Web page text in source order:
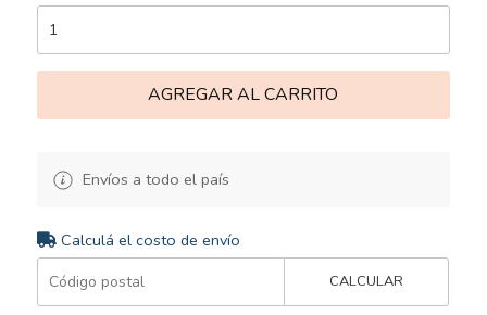
AGREGAR AL CARRITO
Envíos a todo el país
Calculá el costo de envío
CALCULAR